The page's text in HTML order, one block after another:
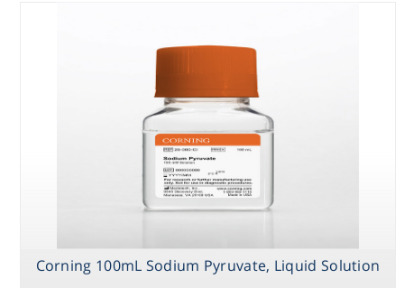
Corning 100mL Sodium Pyruvate, Liquid Solution
Sodium
Pyruvate, Liquid
Solution
HT
(Hypoxanthine,
Thymidine), 50x
Trypsin EDTA 1X